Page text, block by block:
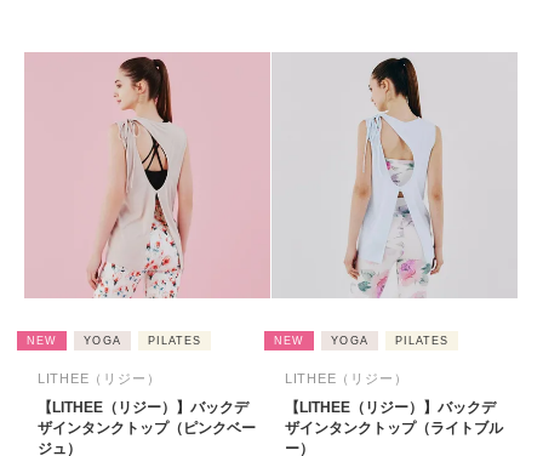
NEW YOGA PILATES
LITHEE（リジー）
【LITHEE（リジー）】バックデ
ザインタンクトップ（ピンクベー
ジュ）
NEW YOGA PILATES
LITHEE（リジー）
【LITHEE（リジー）】バックデ
ザインタンクトップ（ライトブル
ー）